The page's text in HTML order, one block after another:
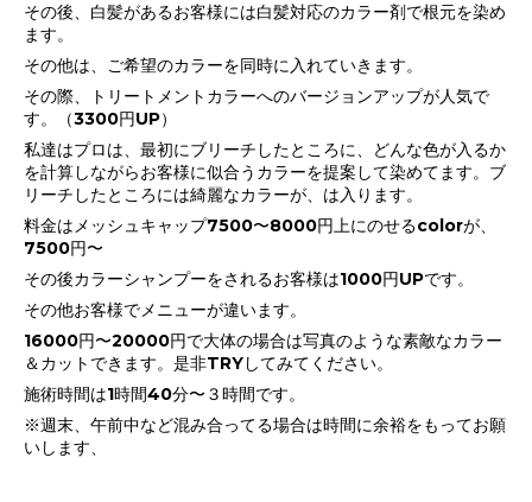
その後、白髪があるお客様には白髪対応のカラー剤で根元を染め
ます。
その他は、ご希望のカラーを同時に入れていきます。
その際、トリートメントカラーへのバージョンアップが人気で
す。（3300円UP）
私達はプロは、最初にブリーチしたところに、どんな色が入るか
を計算しながらお客様に似合うカラーを提案して染めてます。ブ
リーチしたところには綺麗なカラーが、は入ります。
料金はメッシュキャップ7500〜8000円上にのせるcolorが、
7500円〜
その後カラーシャンプーをされるお客様は1000円UPです。
その他お客様でメニューが違います。
16000円〜20000円で大体の場合は写真のような素敵なカラー
＆カットできます。是非TRYしてみてください。
施術時間は1時間40分〜３時間です。
※週末、午前中など混み合ってる場合は時間に余裕をもってお願
いします、